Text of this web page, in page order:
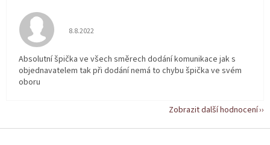
Hodnocení obchodu je 5 z 5 hvězdiček.
8.8.2022
Absolutní špička ve všech směrech dodání komunikace jak s
objednavatelem tak při dodání nemá to chybu špička ve svém
oboru
Zobrazit další hodnocení
Z